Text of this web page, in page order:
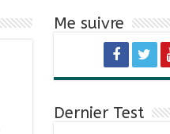
Me suivre
Dernier Test